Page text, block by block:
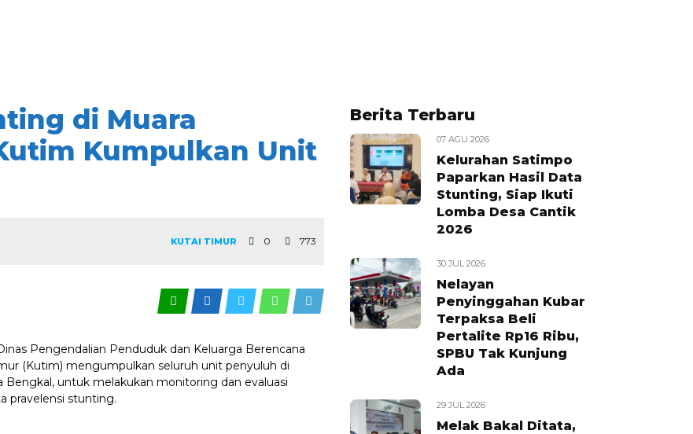
di Muara
Kumpulkan Unit
KUTAI TIMUR 0 773
Pengendalian Penduduk dan Keluarga Berencana
(Kutim) mengumpulkan seluruh unit penyuluh di
Bengkal, untuk melakukan monitoring dan evaluasi
pravelensi stunting.
Berita Terbaru
07 AGU 2026
Kelurahan Satimpo
Paparkan Hasil Data
Stunting, Siap Ikuti
Lomba Desa Cantik
2026
30 JUL 2026
Nelayan
Penyinggahan Kubar
Terpaksa Beli
Pertalite Rp16 Ribu,
SPBU Tak Kunjung
Ada
29 JUL 2026
Melak Bakal Ditata,